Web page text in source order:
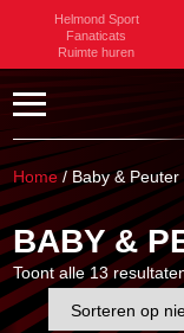
Helmond Sport
Fanaticats
Ruimte huren
Home/ Baby & Peuter
BABY &
Toont alle 13